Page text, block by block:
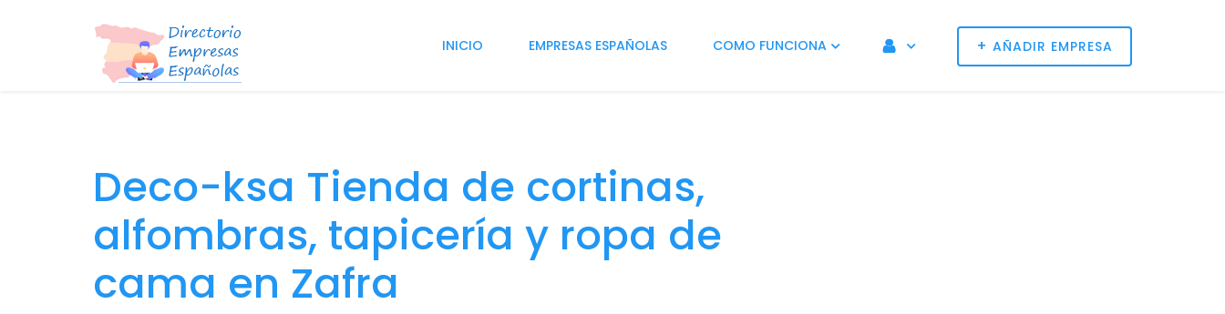
+ AÑADIR EMPRESA
INICIO EMPRESAS ESPAÑOLAS COMO FUNCIONA
Deco-ksa Tienda de cortinas,
alfombras, tapicería y ropa de
cama en Zafra